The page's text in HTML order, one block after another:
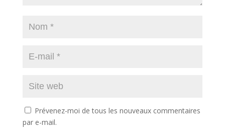
Prévenez-moi de tous les nouveaux commentaires
par e-mail.